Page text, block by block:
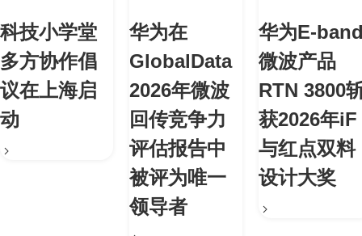
科技小学堂
多方协作倡
议在上海启
动
华为在
GlobalData
2026年微波
回传竞争力
评估报告中
被评为唯一
领导者
华为E-
微波产品
RTN 3800
获2026年iF
与红点双料
设计大奖